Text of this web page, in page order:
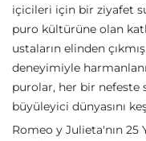
içicileri için bir ziyafet
puro kültürüne olan
ustaların elinden
deneyimiyle
purolar, her bir nefeste
büyüleyici dünyasını
Romeo y Julieta'nın 25